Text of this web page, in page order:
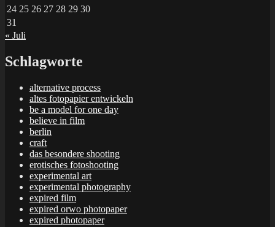
24 25 26 27 28 29 30
31
« Juli
Schlagworte
alternative process
altes fotopapier entwickeln
be a model for one day
believe in film
berlin
craft
das besondere shooting
erotisches fotoshooting
experimental art
experimental photography
expired film
expired orwo photopaper
expired photopaper